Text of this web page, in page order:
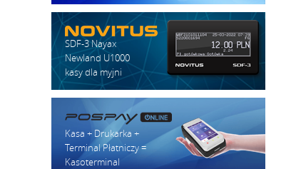
SDF-3 Nayax
Newland U1000
kasy dla myjni
Kasa + Drukarka +
Terminal Płatniczy =
Kasoterminal